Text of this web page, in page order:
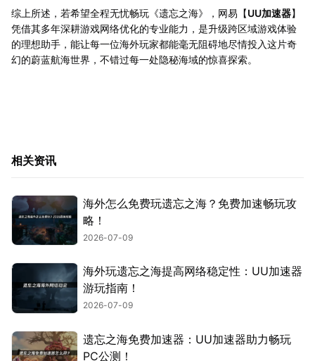
综上所述，若希望全程无忧畅玩《遗忘之海》，网易【UU加速器】
凭借其多年深耕游戏网络优化的专业能力，是升级跨区域游戏体验
的理想助手，能让每一位海外玩家都能毫无阻碍地尽情投入这片奇
幻的蔚蓝航海世界，不错过每一处隐秘海域的惊喜探索。
相关资讯
海外怎么免费玩遗忘之海？免费加速畅玩攻
略！
2026-07-09
海外玩遗忘之海提高网络稳定性：UU加速器
游玩指南！
2026-07-09
遗忘之海免费加速器：UU加速器助力畅玩
PC公测！